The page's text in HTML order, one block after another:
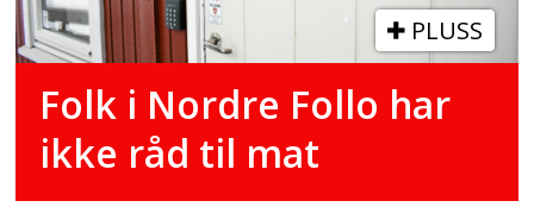
PLUSS
Folk i Nordre Follo har
ikke råd til mat